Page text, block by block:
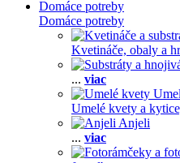
Domáce potreby
Domáce potreby
Kvetináče, obaly a
... viac
Umelé kvety a
Anjeli
... viac